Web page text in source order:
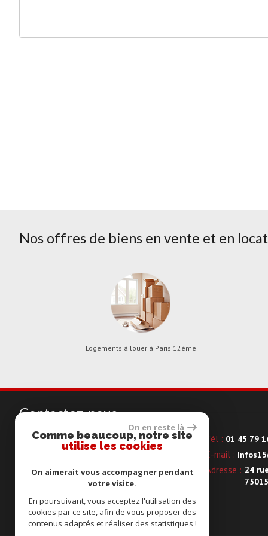
Nos offres de biens en vente et en
Logements à louer à Paris 12ème
Contactez-nous
Tél :01 43 40 44 70
Adresse : 13 rue de Wattignies
75012 PARIS
Tél : 01 45 79
E-mail :
Adresse : 24
On en reste là
Comme beaucoup, notre site
utilise les cookies
On aimerait vous accompagner pendant
votre visite.
En poursuivant, vous acceptez l'utilisation des
cookies par ce site, afin de vous proposer des
contenus adaptés et réaliser des statistiques !